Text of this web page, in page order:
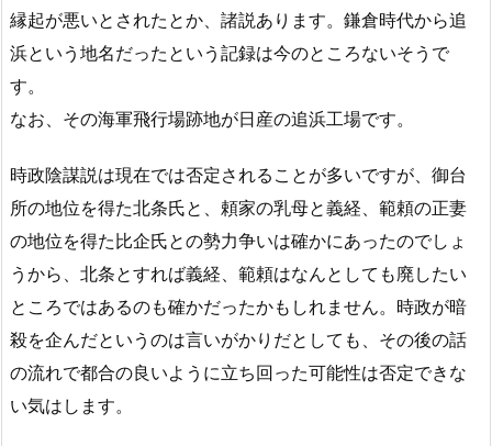
縁起が悪いとされたとか、諸説あります。鎌倉時代から追
浜という地名だったという記録は今のところないそうで
す。
なお、その海軍飛行場跡地が日産の追浜工場です。
時政陰謀説は現在では否定されることが多いですが、御台
所の地位を得た北条氏と、頼家の乳母と義経、範頼の正妻
の地位を得た比企氏との勢力争いは確かにあったのでしょ
うから、北条とすれば義経、範頼はなんとしても廃したい
ところではあるのも確かだったかもしれません。時政が暗
殺を企んだというのは言いがかりだとしても、その後の話
の流れで都合の良いように立ち回った可能性は否定できな
い気はします。